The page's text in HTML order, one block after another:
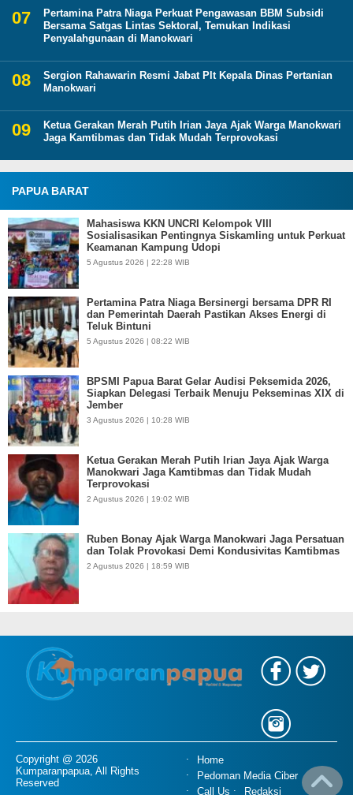
Pertamina Patra Niaga Perkuat Pengawasan BBM Subsidi
Bersama Satgas Lintas Sektoral, Temukan Indikasi
Penyalahgunaan di Manokwari
Sergion Rahawarin Resmi Jabat Plt Kepala Dinas Pertanian
Manokwari
Ketua Gerakan Merah Putih Irian Jaya Ajak Warga Manokwari
Jaga Kamtibmas dan Tidak Mudah Terprovokasi
PAPUA BARAT
Mahasiswa KKN UNCRI Kelompok VIII
Sosialisasikan Pentingnya Siskamling untuk Perkuat
Keamanan Kampung Udopi
5 Agustus 2026 | 22:28 WIB
Pertamina Patra Niaga Bersinergi bersama DPR RI
dan Pemerintah Daerah Pastikan Akses Energi di
Teluk Bintuni
5 Agustus 2026 | 08:22 WIB
BPSMI Papua Barat Gelar Audisi Peksemida 2026,
Siapkan Delegasi Terbaik Menuju Pekseminas XIX di
Jember
3 Agustus 2026 | 10:28 WIB
Ketua Gerakan Merah Putih Irian Jaya Ajak Warga
Manokwari Jaga Kamtibmas dan Tidak Mudah
Terprovokasi
2 Agustus 2026 | 19:02 WIB
Ruben Bonay Ajak Warga Manokwari Jaga Persatuan
dan Tolak Provokasi Demi Kondusivitas Kamtibmas
2 Agustus 2026 | 18:59 WIB
Copyright @ 2026
Kumparanpapua, All Rights
Reserved
Home
Pedoman Media Ciber
Call Us
Redaksi